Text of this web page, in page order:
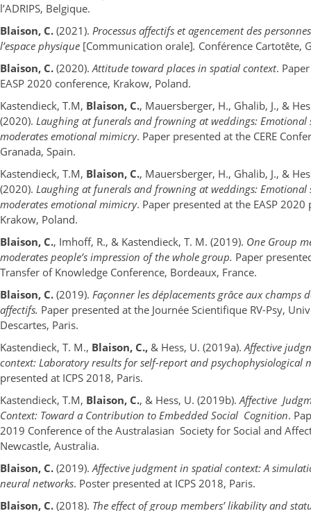
l’ADRIPS, Belgique.
Blaison, C. (2021). Processus affectifs et agencement des
l’espace physique [Communication orale]. Conférence Cartotête,
Blaison, C. (2020).Attitude toward places in spatial context.
EASP 2020 conference, Krakow, Poland.
Kastendieck, T.M, Blaison, C., Mauersberger, H., Ghalib, J., &
(2020). Laughing at funerals and frowning at weddings: Emotional
moderates emotional mimicry. Paper presented at the CERE
Granada, Spain.
Kastendieck, T.M, Blaison, C., Mauersberger, H., Ghalib, J., &
(2020). Laughing at funerals and frowning at weddings: Emotional
moderates emotional mimicry. Paper presented at the EASP 2020
Krakow, Poland.
Blaison, C., Imhoff, R., & Kastendieck, T. M. (2019). One Group
moderates people’s impression of the whole group. Paper
Transfer of Knowledge Conference, Bordeaux, France.
Blaison, C. (2019). Façonner les déplacements grâce aux champs
affectifs. Paper presented at the Journée Scientifique RV-Psy,
Descartes, Paris.
Kastendieck, T. M., Blaison, C., & Hess, U. (2019a).Affective
context: Laboratory results for self-report and psychophysiological
presented at ICPS 2018, Paris.
Kastendieck, T.M, Blaison, C., & Hess, U. (2019b).Affective
Context: Toward a Contribution to Embedded Social Cognition.
2019 Conference of the Australasian Society for Social and
Newcastle, Australia.
Blaison, C. (2019).Affective judgment in spatial context: A
neural networks. Poster presented at ICPS 2018, Paris.
Blaison, C. (2018). The effect of group members’ likability and